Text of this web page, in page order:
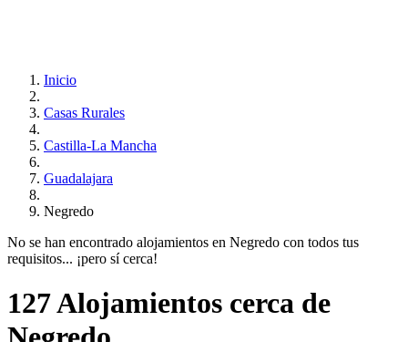
Inicio
Casas Rurales
Castilla-La Mancha
Guadalajara
Negredo
No se han encontrado alojamientos en Negredo con todos tus
requisitos... ¡pero sí cerca!
127 Alojamientos cerca de